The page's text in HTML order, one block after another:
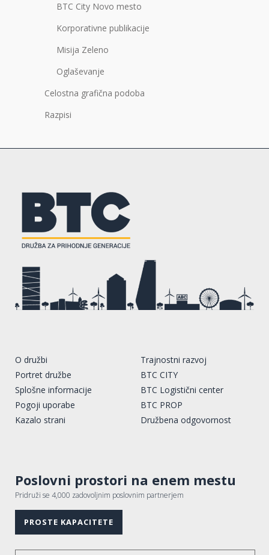
BTC City Novo mesto
Korporativne publikacije
Misija Zeleno
Oglaševanje
Celostna grafična podoba
Razpisi
O družbi
Portret družbe
Splošne informacije
Pogoji uporabe
Kazalo strani
Trajnostni razvoj
BTC CITY
BTC Logistični center
BTC PROP
Družbena odgovornost
Poslovni prostori na enem mestu
Pridruži se 4,000 zadovoljnim poslovnim partnerjem
PROSTE KAPACITETE